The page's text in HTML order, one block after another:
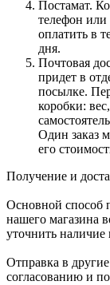
Постамат.
телефон
оплатить в
дня.
Почтовая
придет в
посылке.
коробки:
Один заказ
его
Получение и
Основной способ
нашего магазина
уточнить наличие
Отправка в
согласованию и